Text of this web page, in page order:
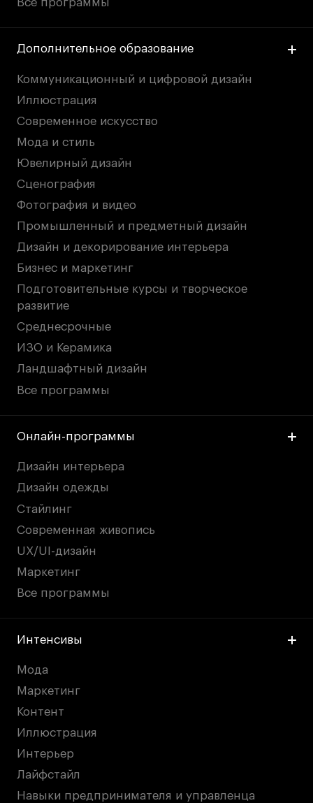
Все программы
Дополнительное образование
Коммуникационный и цифровой дизайн
Иллюстрация
Современное искусство
Мода и стиль
Ювелирный дизайн
Сценография
Фотография и видео
Промышленный и предметный дизайн
Дизайн и декорирование интерьера
Бизнес и маркетинг
Подготовительные курсы и творческое
развитие
Среднесрочные
ИЗО и Керамика
Ландшафтный дизайн
Все программы
Онлайн-программы
Дизайн интерьера
Дизайн одежды
Стайлинг
Современная живопись
UX/UI-дизайн
Маркетинг
Все программы
Интенсивы
Мода
Маркетинг
Контент
Иллюстрация
Интерьер
Лайфстайл
Навыки предпринимателя и управленца